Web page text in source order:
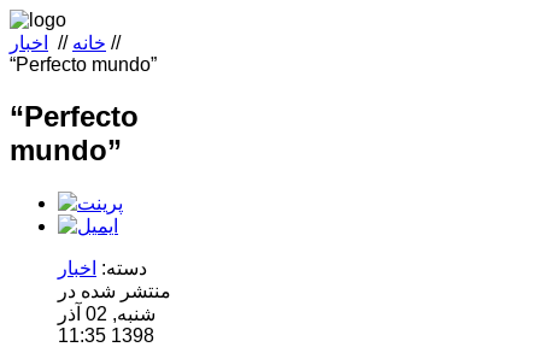
خانه // اخبار
//
“Perfecto mundo”
“Perfecto
mundo”
دسته: اخبار
منتشر شده در
شنبه, 02 آذر
1398 11:35